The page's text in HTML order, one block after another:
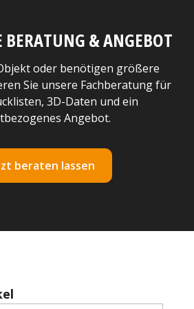
& ANGEBOT
oder benötigen größere
Sie unsere Fachberatung für
3D-Daten und ein
Angebot.
beraten lassen